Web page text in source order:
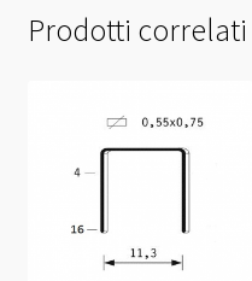
Prodotti correlati